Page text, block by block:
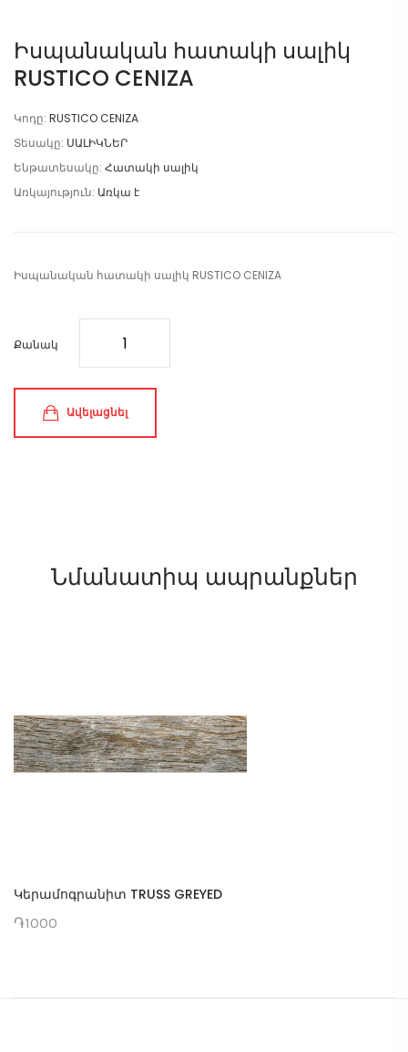
Իսպանական հատակի սալիկ
RUSTICO CENIZA
Կոդը: RUSTICO CENIZA
Տեսակը: ՍԱԼԻԿՆԵՐ
Ենթատեսակը: Հատակի սալիկ
Առկայություն: Առկա է
Իսպանական հատակի սալիկ RUSTICO CENIZA
Քանակ
Ավելացնել
Նմանատիպ ապրանքներ
Կերամոգրանիտ TRUSS GREYED
֏1000